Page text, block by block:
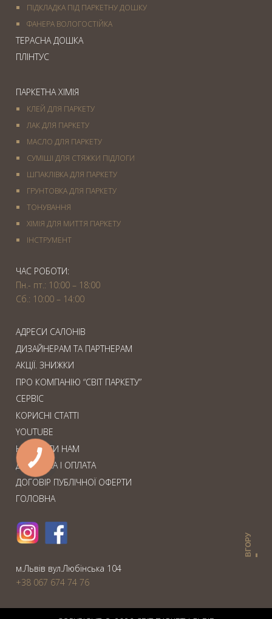
ПІДКЛАДКА ПІД ПАРКЕТНУ ДОШКУ
ФАНЕРА ВОЛОГОСТІЙКА
ТЕРАСНА ДОШКА
ПЛІНТУС
ПАРКЕТНА ХІМІЯ
КЛЕЙ ДЛЯ ПАРКЕТУ
ЛАК ДЛЯ ПАРКЕТУ
МАСЛО ДЛЯ ПАРКЕТУ
СУМІШІ ДЛЯ СТЯЖКИ ПІДЛОГИ
ШПАКЛІВКА ДЛЯ ПАРКЕТУ
ГРУНТОВКА ДЛЯ ПАРКЕТУ
ТОНУВАННЯ
ХІМІЯ ДЛЯ МИТТЯ ПАРКЕТУ
IНСТРУМЕНТ
ЧАС РОБОТИ:
Пн.- пт.: 10:00 – 18:00
Сб.: 10:00 – 14:00
АДРЕСИ САЛОНІВ
ДИЗАЙНЕРАМ ТА ПАРТНЕРАМ
АКЦІЇ. ЗНИЖКИ
ПРО КОМПАНІЮ “СВІТ ПАРКЕТУ”
СЕРВІС
КОРИСНІ СТАТТІ
YOUTUBE
НАПИСАТИ НАМ
ДОСТАВКА І ОПЛАТА
ДОГОВІР ПУБЛІЧНОЇ ОФЕРТИ
ГОЛОВНА
ВГОРУ
м.Львiв вул.Любiнська 104
+38 067 674 74 76